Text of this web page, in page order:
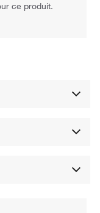
ce produit.